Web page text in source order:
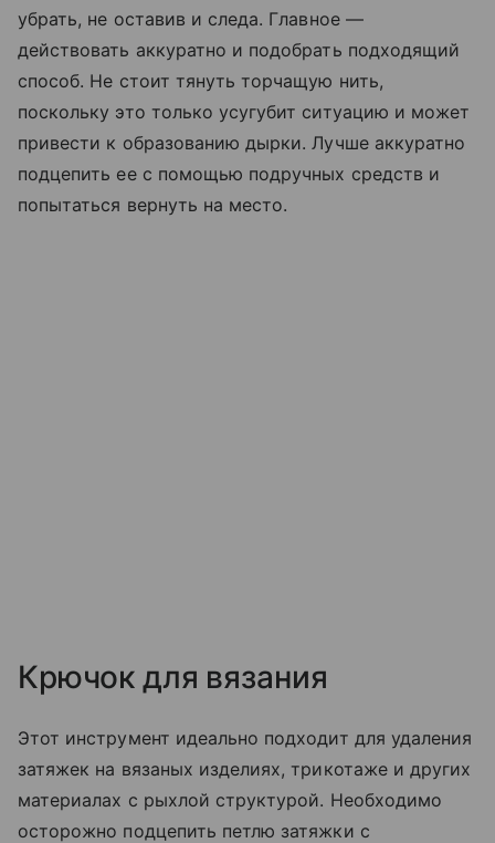
убрать, не оставив и следа. Главное —
действовать аккуратно и подобрать подходящий
способ. Не стоит тянуть торчащую нить,
поскольку это только усугубит ситуацию и может
привести к образованию дырки. Лучше аккуратно
подцепить ее с помощью подручных средств и
попытаться вернуть на место.
Крючок для вязания
Этот инструмент идеально подходит для удаления
затяжек на вязаных изделиях, трикотаже и других
материалах с рыхлой структурой. Необходимо
осторожно подцепить петлю затяжки с